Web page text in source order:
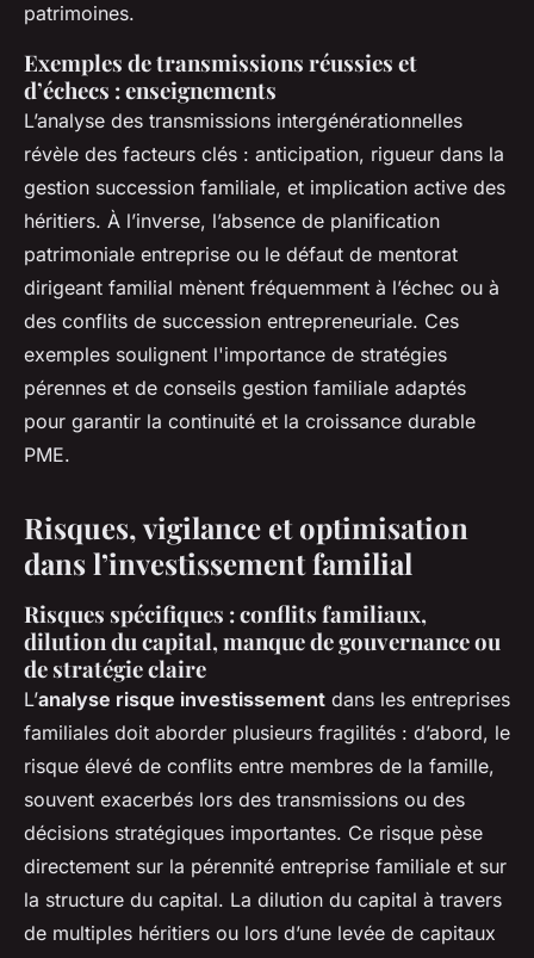
patrimoines.
Exemples de transmissions réussies et
d’échecs : enseignements
L’analyse des transmissions intergénérationnelles
révèle des facteurs clés : anticipation, rigueur dans la
gestion succession familiale, et implication active des
héritiers. À l’inverse, l’absence de planification
patrimoniale entreprise ou le défaut de mentorat
dirigeant familial mènent fréquemment à l’échec ou à
des conflits de succession entrepreneuriale. Ces
exemples soulignent l'importance de stratégies
pérennes et de conseils gestion familiale adaptés
pour garantir la continuité et la croissance durable
PME.
Risques, vigilance et optimisation
dans l’investissement familial
Risques spécifiques : conflits familiaux,
dilution du capital, manque de gouvernance ou
de stratégie claire
L’analyse risque investissement dans les entreprises
familiales doit aborder plusieurs fragilités : d’abord, le
risque élevé de conflits entre membres de la famille,
souvent exacerbés lors des transmissions ou des
décisions stratégiques importantes. Ce risque pèse
directement sur la pérennité entreprise familiale et sur
la structure du capital. La dilution du capital à travers
de multiples héritiers ou lors d’une levée de capitaux